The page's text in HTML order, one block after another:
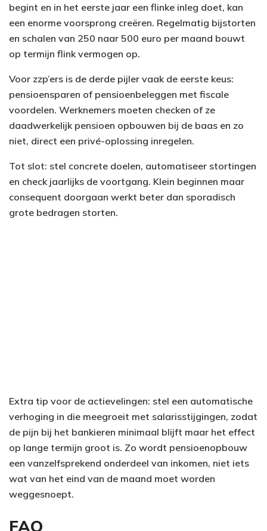
begint en in het eerste jaar een flinke inleg doet, kan
een enorme voorsprong creëren. Regelmatig bijstorten
en schalen van 250 naar 500 euro per maand bouwt
op termijn flink vermogen op.
Voor zzp’ers is de derde pijler vaak de eerste keus:
pensioensparen of pensioenbeleggen met fiscale
voordelen. Werknemers moeten checken of ze
daadwerkelijk pensioen opbouwen bij de baas en zo
niet, direct een privé-oplossing inregelen.
Tot slot: stel concrete doelen, automatiseer stortingen
en check jaarlijks de voortgang. Klein beginnen maar
consequent doorgaan werkt beter dan sporadisch
grote bedragen storten.
Extra tip voor de actievelingen: stel een automatische
verhoging in die meegroeit met salarisstijgingen, zodat
de pijn bij het bankieren minimaal blijft maar het effect
op lange termijn groot is. Zo wordt pensioenopbouw
een vanzelfsprekend onderdeel van inkomen, niet iets
wat van het eind van de maand moet worden
weggesnoept.
FAQ